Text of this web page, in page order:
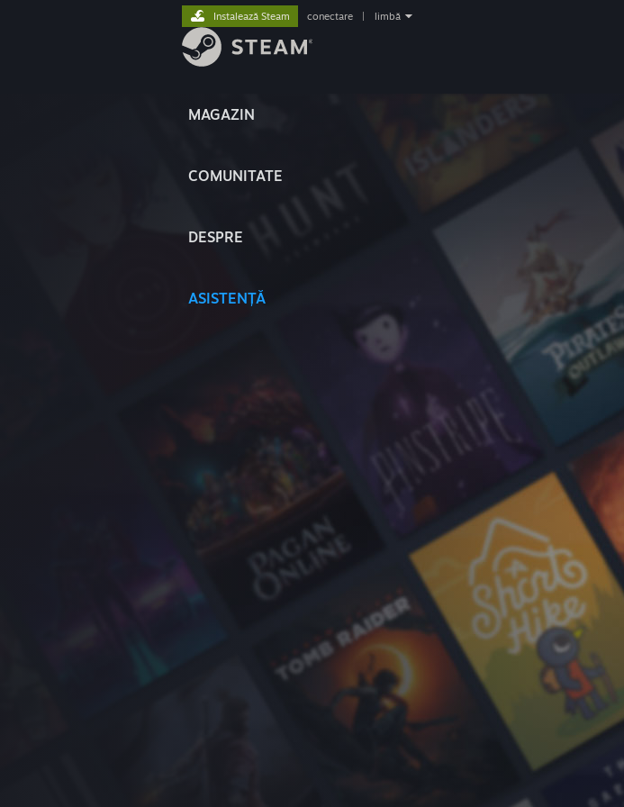
MAGAZIN
COMUNITATE
DESPRE
ASISTENȚĂ
Instalează Steam conectare limbă